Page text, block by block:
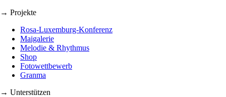
→ Projekte
Rosa-Luxemburg-Konferenz
Maigalerie
Melodie & Rhythmus
Shop
Fotowettbewerb
Granma
→ Unterstützen